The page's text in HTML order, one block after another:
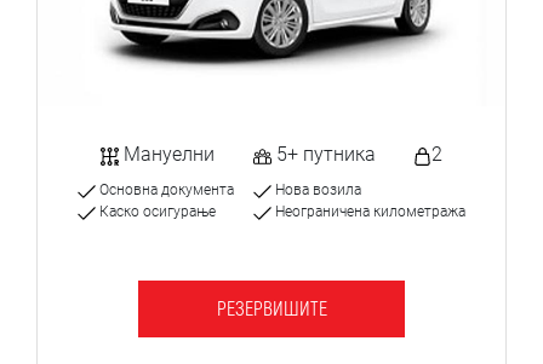
Мануелни 5+ путника 2
Основна документа
Каско осигурање
Нова возила
Неограничена километража
РЕЗЕРВИШИТЕ